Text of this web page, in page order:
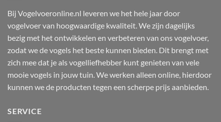
Bij Vogelvoeronline.nl leveren we het hele jaar door
vogelvoer van hoogwaardige kwaliteit. We zijn dagelijks
bezig met het ontwikkelen en verbeteren van ons vogelvoer,
zodat we de vogels het beste kunnen bieden. Dit brengt met
zich mee dat je als vogelliefhebber kunt genieten van vele
mooie vogels in jouw tuin. We werken alleen online, hierdoor
kunnen we de producten tegen een scherpe prijs aanbieden.
SERVICE